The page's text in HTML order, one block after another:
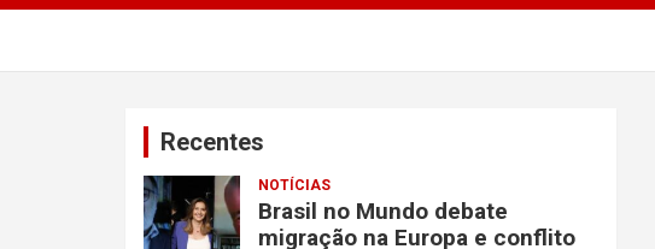
Recentes
NOTÍCIAS
Brasil no Mundo debate
migração na Europa e conflito